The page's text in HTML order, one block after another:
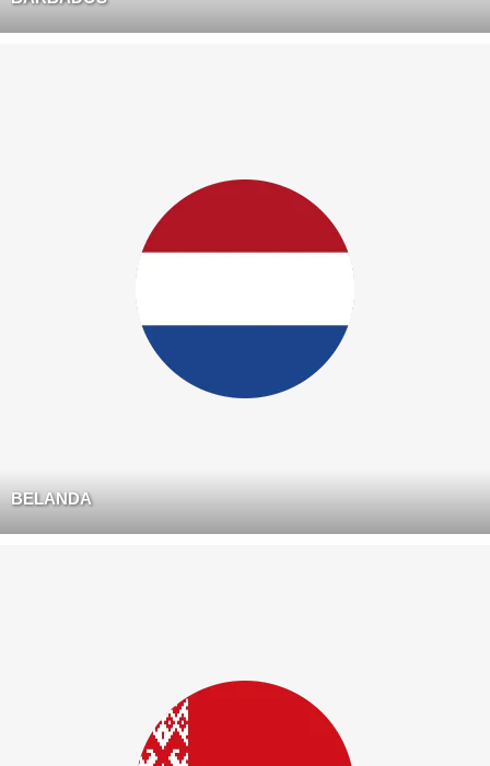
BELANDA